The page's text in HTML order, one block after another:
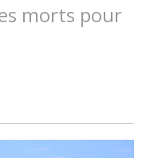
morts pour